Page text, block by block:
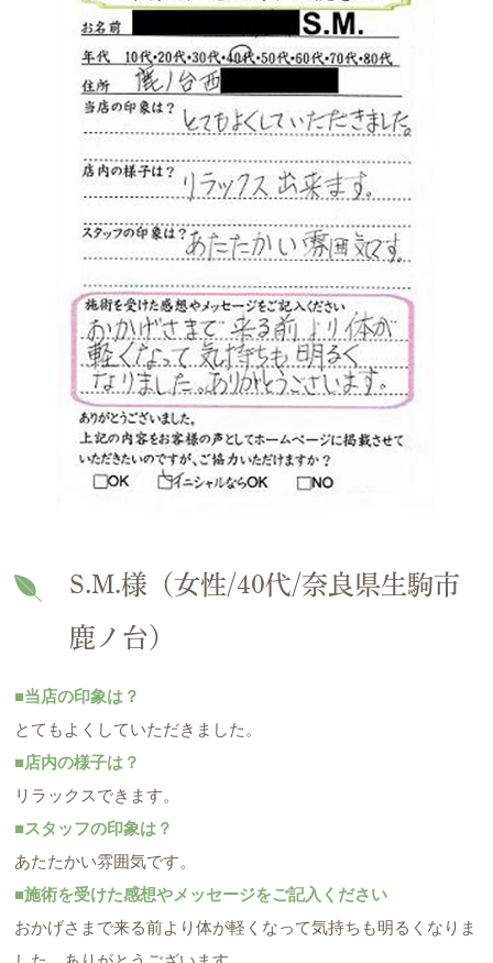
S.M.様（女性/40代/奈良県生駒市
鹿ノ台）
■当店の印象は？
とてもよくしていただきました。
■店内の様子は？
リラックスできます。
■スタッフの印象は？
あたたかい雰囲気です。
■施術を受けた感想やメッセージをご記入ください
おかげさまで来る前より体が軽くなって気持ちも明るくなりま